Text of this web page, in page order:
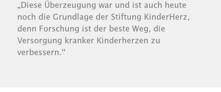
„Diese Überzeugung war und ist auch heute
noch die Grundlage der Stiftung KinderHerz,
denn Forschung ist der beste Weg, die
Versorgung kranker Kinderherzen zu
verbessern.“